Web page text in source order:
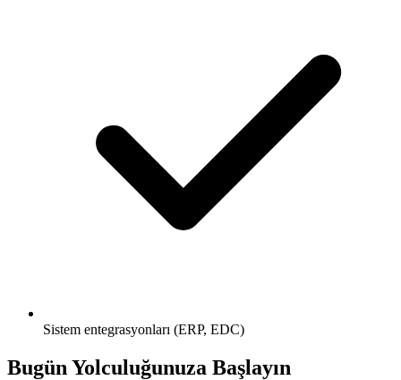
Sistem entegrasyonları (ERP, EDC)
Bugün Yolculuğunuza Başlayın